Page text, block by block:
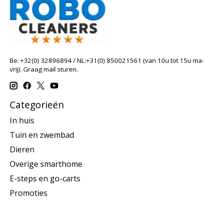
Be: +32(0) 32896894 / NL:+31(0) 850021561 (van 10u tot 15u ma-
vrij). Graag mail sturen.
Categorieën
In huis
Tuin en zwembad
Dieren
Overige smarthome
E-steps en go-carts
Promoties